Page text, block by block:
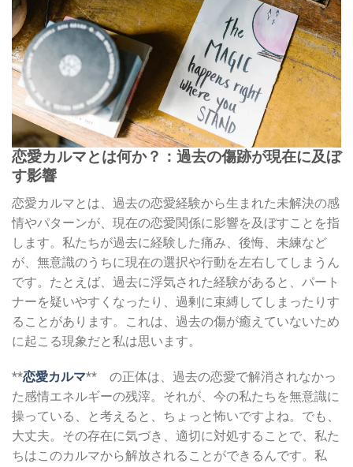
恋愛カルマとは何か？：過去の傷跡が現在に及ぼ
す影響
恋愛カルマとは、過去の恋愛経験から生まれた未解決の感
情やパターンが、現在の恋愛関係に影響を及ぼすことを指
します。私たちが過去に経験した痛み、後悔、未練など
が、無意識のうちに現在の選択や行動を左右してしまうん
です。たとえば、過去に浮気された経験があると、パート
ナーを疑いやすくなったり、過剰に束縛してしまったりす
ることがあります。これは、過去の傷が癒えていないため
に起こる現象だと私は思います。
**恋愛カルマ** の正体は、過去の恋愛で解消されなかっ
た感情エネルギーの残滓。それが、今の私たちを無意識に
操っている、と考えると、ちょっと怖いですよね。でも、
大丈夫。その存在に気づき、適切に対処することで、私た
ちはこのカルマから解放されることができるんです。私